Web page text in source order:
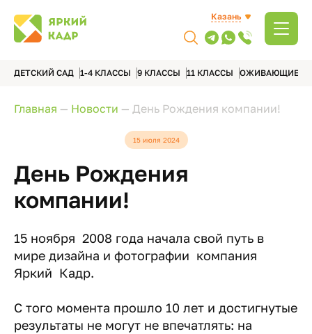
Казань
ДЕТСКИЙ САД 1-4 КЛАССЫ 9 КЛАССЫ 11 КЛАССЫ ОЖИВАЮЩИЕ
Главная — Новости — День Рождения компании!
15 июля 2024
День Рождения
компании!
15 ноября 2008 года начала свой путь в
мире дизайна и фотографии компания
Яркий Кадр.
С того момента прошло 10 лет и достигнутые
результаты не могут не впечатлять: на